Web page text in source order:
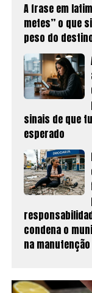
A frase em
metes” o que
peso do
sinais de que
esperado
condena o
na manutenção